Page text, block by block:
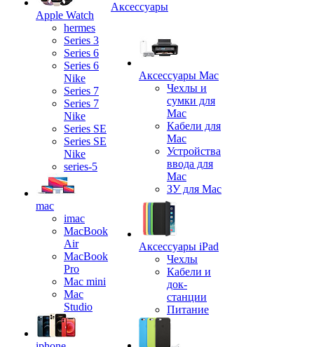
Apple Watch
hermes
Series 3
Series 6
Series 6
Nike
Series 7
Series 7
Nike
Series SE
Series SE
Nike
series-5
mac
imac
MacBook
Air
MacBook
Pro
Mac mini
Mac
Studio
Аксессуары
Аксессуары Mac
Чехлы и
сумки для
Mac
Кабели для
Mac
Устройства
ввода для
Mac
ЗУ для Mac
Аксессуары iPad
Чехлы
Кабели и
док-
станции
Питание